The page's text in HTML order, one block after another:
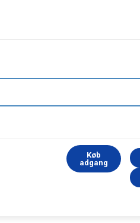
Køb
adgang